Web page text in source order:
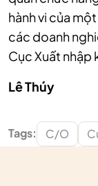
hành vi của
các doanh
Cục Xuất nhập
Lê Thúy
Tags: C/O